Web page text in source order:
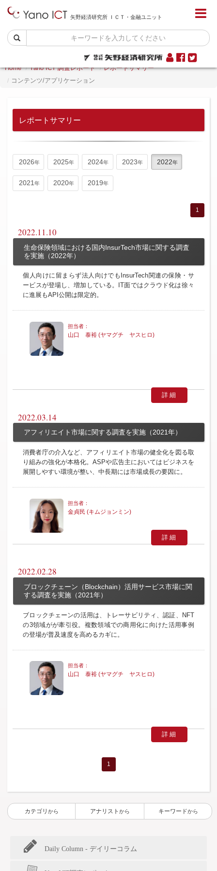
矢野経済研究所 ＩＣＴ・金融ユニット
Home Yano ICT 調査レポート
レポートサマリー
コンテンツ/アプリケーション
レポートサマリー
2026 2025 2024 2023 2022
2021 2020 2019
1
2022.11.10
生命保険領域における国内InsurTech市場に関する調査
を実施（2022年）
個人向けに留まらず法人向けでもInsurTech関連の保険・サ
ービスが登場し、増加している。IT面ではクラウド化は徐々
に進展もAPI公開は限定的。
山口 泰裕 (ヤマグチ ヤスヒロ)
詳細
2022.03.14
アフィリエイト市場に関する調査を実施（2021年）
消費者庁の介入など、アフィリエイト市場の健全化を図る取
り組みの強化が本格化。ASPや広告主においてはビジネスを
展開しやすい環境が整い、中長期には市場成長の要因に。
金貞民 (キムジョンミン)
詳細
2022.02.28
ブロックチェーン（Blockchain）活用サービス市場に関
する調査を実施（2021年）
ブロックチェーンの活用は、トレーサビリティ、認証、NFT
の3領域がが牽引役。複数領域での商用化に向けた活用事例
の登場が普及速度を高めるカギに。
山口 泰裕 (ヤマグチ ヤスヒロ)
詳細
1
カテゴリ から アナリスト から キーワードから
Daily Column - デイリーコラム